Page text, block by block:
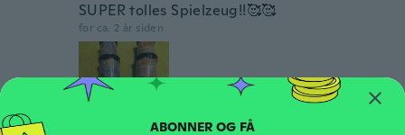
SUPER tolles Spielzeug!!🥰🥰
for ca. 2 år siden